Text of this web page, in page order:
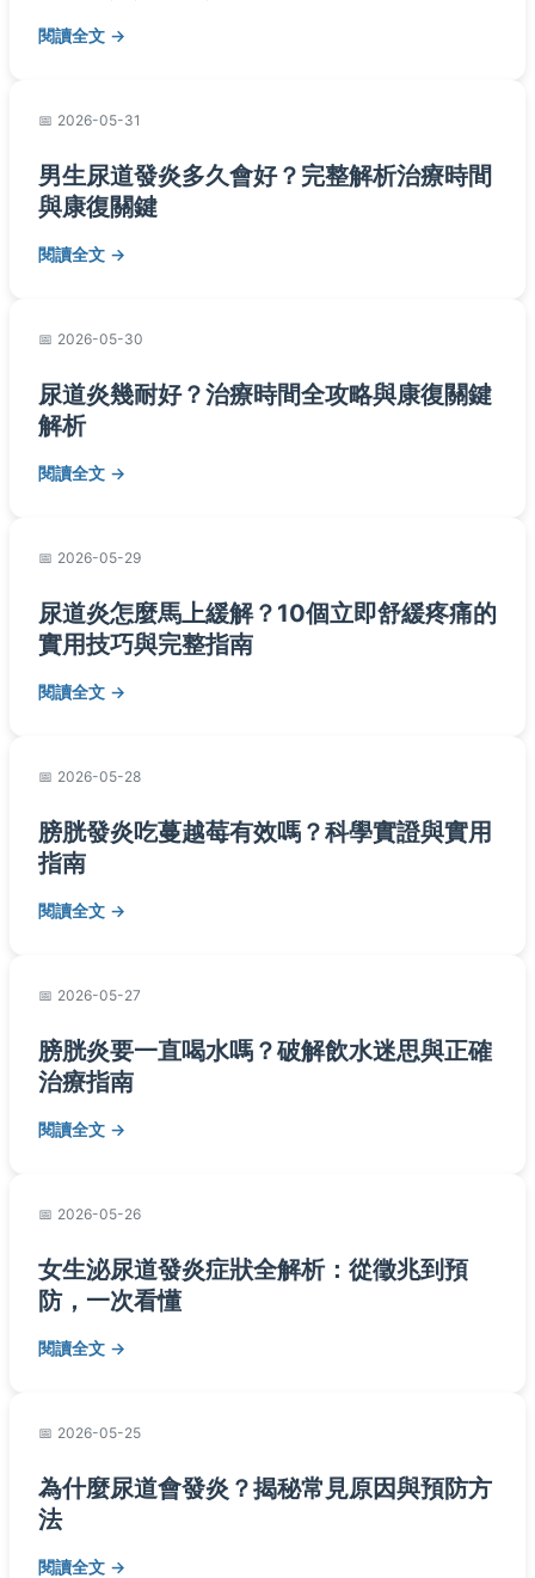
閱讀全文
2026-05-31
男生尿道發炎多久會好？完整解析治療時間
與康復關鍵
閱讀全文
2026-05-30
尿道炎幾耐好？治療時間全攻略與康復關鍵
解析
閱讀全文
2026-05-29
尿道炎怎麼馬上緩解？10個立即舒緩疼痛的
實用技巧與完整指南
閱讀全文
2026-05-28
膀胱發炎吃蔓越莓有效嗎？科學實證與實用
指南
閱讀全文
2026-05-27
膀胱炎要一直喝水嗎？破解飲水迷思與正確
治療指南
閱讀全文
2026-05-26
女生泌尿道發炎症狀全解析：從徵兆到預
防，一次看懂
閱讀全文
2026-05-25
為什麼尿道會發炎？揭秘常見原因與預防方
法
閱讀全文